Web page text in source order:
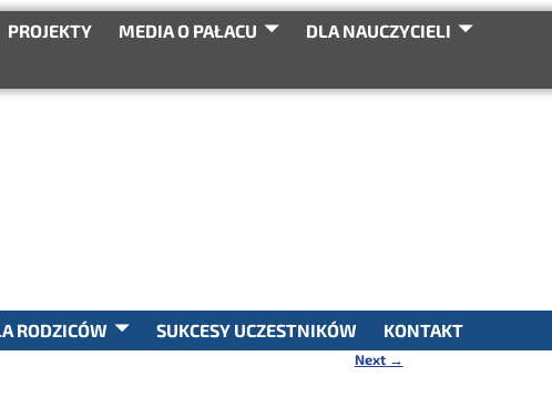
PROJEKTY MEDIA O PAŁACU
DLA NAUCZYCIELI
SEARCH
RODZICÓW SUKCESY UCZESTNIKÓW KONTAKT
Next →